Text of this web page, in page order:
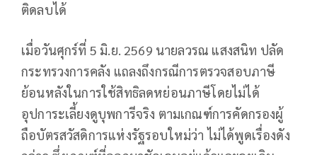
ติดลบได้
เมื่อวันศุกร์ที่ 5 มิ.ย. 2569 นายลวรณ แสงสนิท ปลัด
กระทรวงการคลัง แถลงถึงกรณีการตรวจสอบภาษี
ย้อนหลังในการใช้สิทธิลดหย่อนภาษีโดยไม่ได้
อุปการะเลี้ยงดูบุพการีจริง ตามเกณฑ์การคัดกรองผู้
ถือบัตรสวัสดิการแห่งรัฐรอบใหม่ว่า ไม่ได้พูดเรื่องดัง